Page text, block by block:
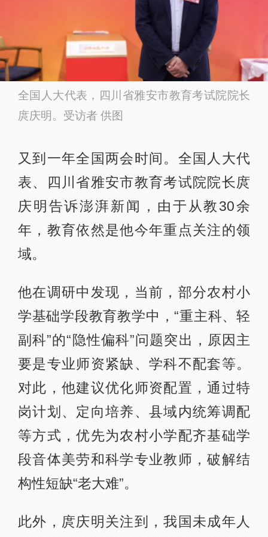
全国人大代表，四川省雅安市教育考试院院长
庹庆明。受访者 供图
又到一年全国两会时间。全国人大代
表、四川省雅安市教育考试院院长庹
庆明告诉澎湃新闻，由于从教30余
年，教育依然是他今年重点关注的领
域。
他在调研中发现，当前，部分农村小
学基础学段教育教学中，“重主科、轻
副科”的“隐性偏科”问题突出，原因主
要是专业师资紧缺、学科不配套等。
对此，他建议优化师资配置，通过特
岗计划、定向培养、县域内统筹调配
等方式，优先为农村小学配齐基础学
段音体美劳和科学专业教师，破解结
构性短缺“老大难”。
此外，庹庆明关注到，我国未成年人